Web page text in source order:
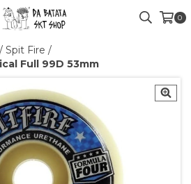
0
/ Spit Fire /
Full 99D 53mm